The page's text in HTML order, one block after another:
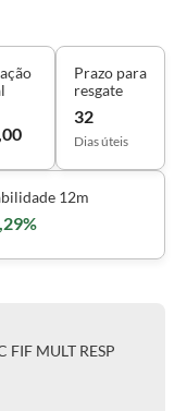
Prazo para
resgate
32
Dias úteis
12m
FIF MULT RESP